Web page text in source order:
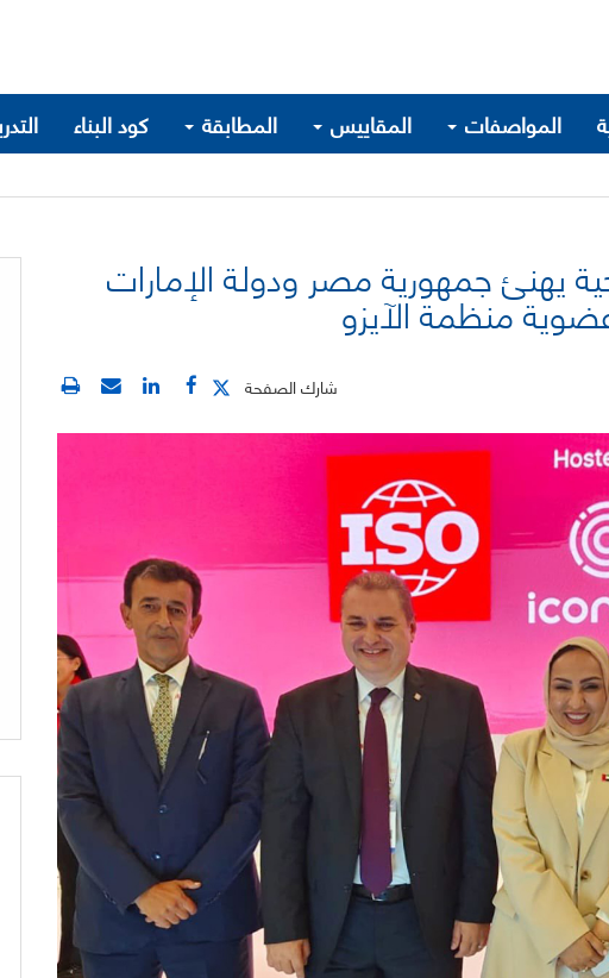
المواصفات المقاييس المطابقة كود البناء
يهنئ جمهورية مصر ودولة الإمارات
منظمة الآيزو
شارك الصفحة